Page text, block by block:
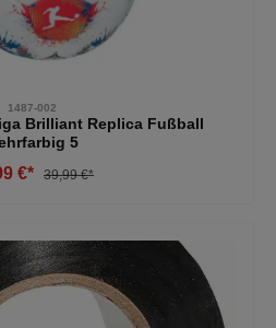
1487-002
Brilliant Replica Fußball
5
€* 39,99 €*